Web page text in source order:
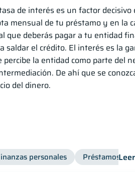
de interés es un factor decisivo
mensual de tu préstamo y en la
que deberás pagar a tu entidad
saldar el crédito. El interés es la
percibe la entidad como parte del
De ahí que se
del dinero.
personales Préstamos